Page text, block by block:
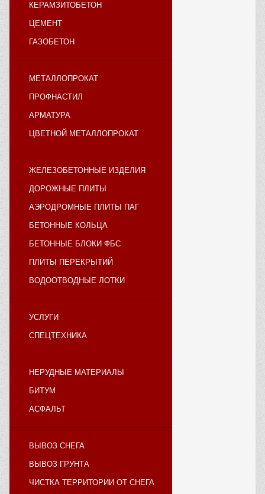
КЕРАМЗИТОБЕТОН
ЦЕМЕНТ
ГАЗОБЕТОН
МЕТАЛЛОПРОКАТ
ПРОФНАСТИЛ
АРМАТУРА
ЦВЕТНОЙ МЕТАЛЛОПРОКАТ
ЖЕЛЕЗОБЕТОННЫЕ ИЗДЕЛИЯ
ДОРОЖНЫЕ ПЛИТЫ
АЭРОДРОМНЫЕ ПЛИТЫ ПАГ
БЕТОННЫЕ КОЛЬЦА
БЕТОННЫЕ БЛОКИ ФБС
ПЛИТЫ ПЕРЕКРЫТИЙ
ВОДООТВОДНЫЕ ЛОТКИ
УСЛУГИ
СПЕЦТЕХНИКА
НЕРУДНЫЕ МАТЕРИАЛЫ
БИТУМ
АСФАЛЬТ
ВЫВОЗ СНЕГА
ВЫВОЗ ГРУНТА
ЧИСТКА ТЕРРИТОРИИ ОТ СНЕГА